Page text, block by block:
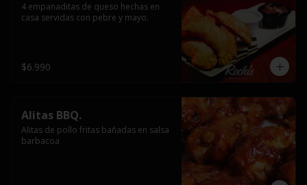
4 empanaditas de queso hechas en
casa servidas con pebre y mayo.
$6.990
Alitas BBQ.
Alitas de pollo fritas bañadas en salsa
barbacoa